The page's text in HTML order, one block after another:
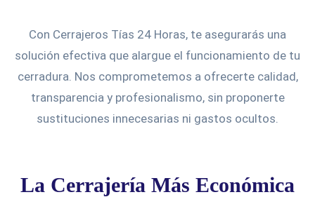
Con Cerrajeros Tías 24 Horas, te asegurarás una
solución efectiva que alargue el funcionamiento de tu
cerradura. Nos comprometemos a ofrecerte calidad,
transparencia y profesionalismo, sin proponerte
sustituciones innecesarias ni gastos ocultos.
La Cerrajería Más Económica